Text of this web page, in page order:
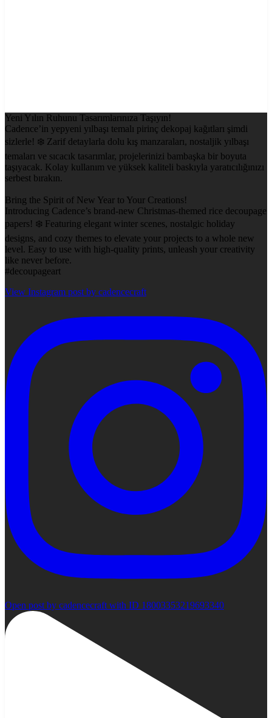
Yeni Yılın Ruhunu Tasarımlarınıza Taşıyın!
Cadence’in yepyeni yılbaşı temalı pirinç dekopaj kağıtları şimdi
sizlerle! ❄️ Zarif detaylarla dolu kış manzaraları, nostaljik yılbaşı
temaları ve sıcacık tasarımlar, projelerinizi bambaşka bir boyuta
taşıyacak. Kolay kullanım ve yüksek kaliteli baskıyla yaratıcılığınızı
serbest bırakın.
Bring the Spirit of New Year to Your Creations!
Introducing Cadence’s brand-new Christmas-themed rice decoupage
papers! ❄️ Featuring elegant winter scenes, nostalgic holiday
designs, and cozy themes to elevate your projects to a whole new
level. Easy to use with high-quality prints, unleash your creativity
like never before.
#decoupageart
View Instagram post by cadencecraft
Open post by cadencecraft with ID 18003353219693340